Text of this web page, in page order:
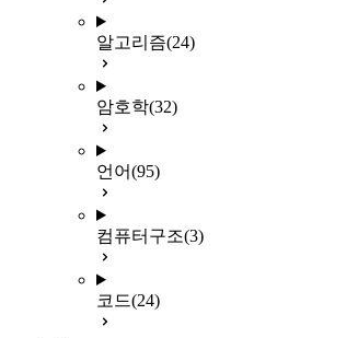
알고리즘(24)
암호학(32)
언어(95)
컴퓨터구조(3)
코드(24)